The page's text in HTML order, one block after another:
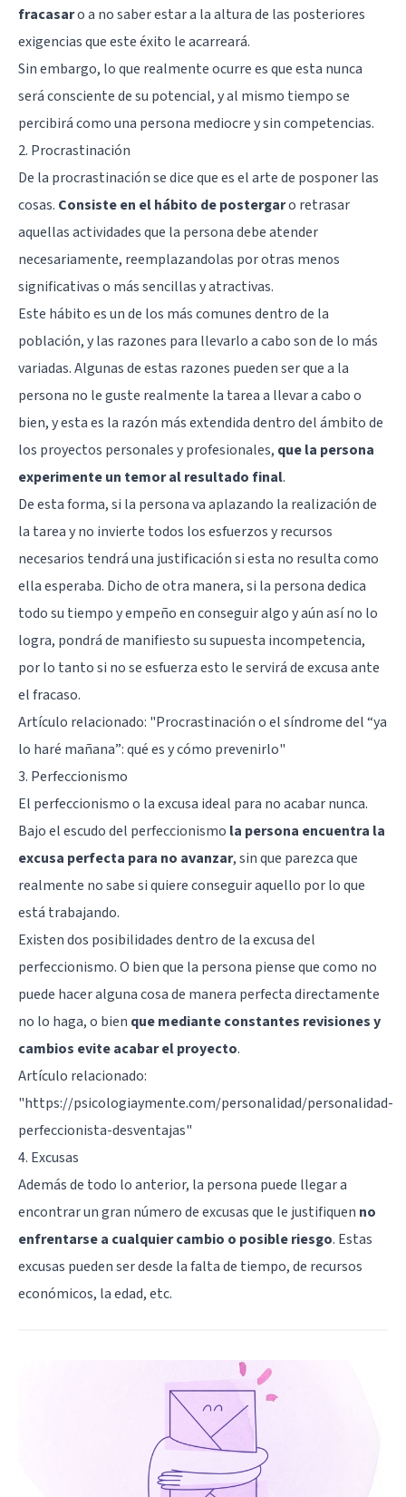
fracasaro a no saber estar a la altura de las posteriores
exigencias que este éxito le acarreará.
Sin embargo, lo que realmente ocurre es que esta nunca
será consciente de su potencial, y al mismo tiempo se
percibirá como una persona mediocre y sin competencias.
2. Procrastinación
De la procrastinación se dice que es el arte de posponer las
cosas. Consiste en el hábito de postergaro retrasar
aquellas actividades que la persona debe atender
necesariamente, reemplazandolas por otras menos
significativas o más sencillas y atractivas.
Este hábito es un de los más comunes dentro de la
población, y las razones para llevarlo a cabo son de lo más
variadas. Algunas de estas razones pueden ser que a la
persona no le guste realmente la tarea a llevar a cabo o
bien, y esta es la razón más extendida dentro del ámbito de
los proyectos personales y profesionales, que la persona
experimente un temor al resultado final.
De esta forma, si la persona va aplazando la realización de
la tarea y no invierte todos los esfuerzos y recursos
necesarios tendrá una justificación si esta no resulta como
ella esperaba. Dicho de otra manera, si la persona dedica
todo su tiempo y empeño en conseguir algo y aún así no lo
logra, pondrá de manifiesto su supuesta incompetencia,
por lo tanto si no se esfuerza esto le servirá de excusa ante
el fracaso.
Artículo relacionado: "Procrastinación o el síndrome del “ya
lo haré mañana”: qué es y cómo prevenirlo"
3. Perfeccionismo
El perfeccionismo o la excusa ideal para no acabar nunca.
Bajo el escudo del perfeccionismo la persona encuentra la
excusa perfecta para no avanzar, sin que parezca que
realmente no sabe si quiere conseguir aquello por lo que
está trabajando.
Existen dos posibilidades dentro de la excusa del
perfeccionismo. O bien que la persona piense que como no
puede hacer alguna cosa de manera perfecta directamente
no lo haga, o bien que mediante constantes revisiones y
cambios evite acabar el proyecto.
Artículo relacionado:
"https://psicologiaymente.com/personalidad/personalidad-
perfeccionista-desventajas"
4. Excusas
Además de todo lo anterior, la persona puede llegar a
encontrar un gran número de excusas que le justifiquen no
enfrentarse a cualquier cambio o posible riesgo. Estas
excusas pueden ser desde la falta de tiempo, de recursos
económicos, la edad, etc.